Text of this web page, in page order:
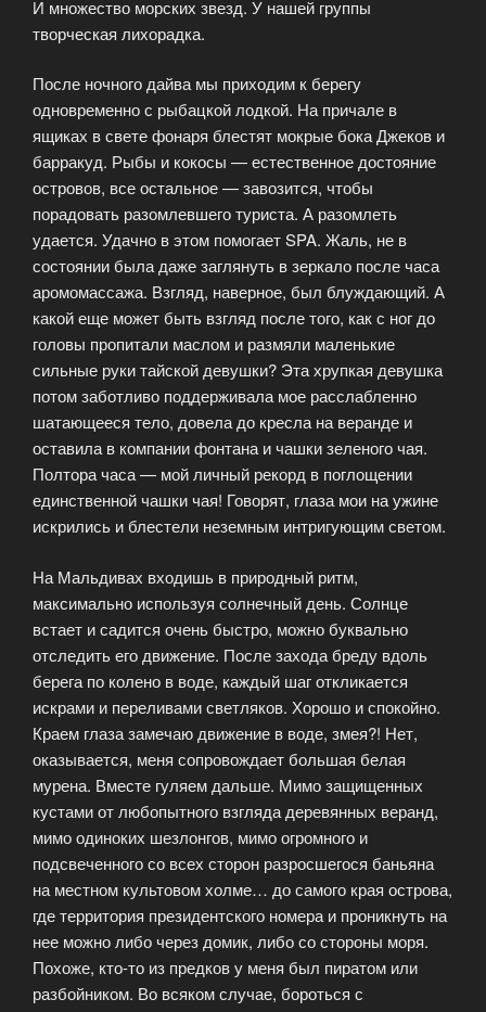
И множество морских звезд. У нашей группы
творческая лихорадка.
После ночного дайва мы приходим к берегу
одновременно с рыбацкой лодкой. На причале в
ящиках в свете фонаря блестят мокрые бока Джеков и
барракуд. Рыбы и кокосы — естественное достояние
островов, все остальное — завозится, чтобы
порадовать разомлевшего туриста. А разомлеть
удается. Удачно в этом помогает SPA. Жаль, не в
состоянии была даже заглянуть в зеркало после часа
аромомассажа. Взгляд, наверное, был блуждающий. А
какой еще может быть взгляд после того, как с ног до
головы пропитали маслом и размяли маленькие
сильные руки тайской девушки? Эта хрупкая девушка
потом заботливо поддерживала мое расслабленно
шатающееся тело, довела до кресла на веранде и
оставила в компании фонтана и чашки зеленого чая.
Полтора часа — мой личный рекорд в поглощении
единственной чашки чая! Говорят, глаза мои на ужине
искрились и блестели неземным интригующим светом.
На Мальдивах входишь в природный ритм,
максимально используя солнечный день. Солнце
встает и садится очень быстро, можно буквально
отследить его движение. После захода бреду вдоль
берега по колено в воде, каждый шаг откликается
искрами и переливами светляков. Хорошо и спокойно.
Краем глаза замечаю движение в воде, змея?! Нет,
оказывается, меня сопровождает большая белая
мурена. Вместе гуляем дальше. Мимо защищенных
кустами от любопытного взгляда деревянных веранд,
мимо одиноких шезлонгов, мимо огромного и
подсвеченного со всех сторон разросшегося баньяна
на местном культовом холме… до самого края острова,
где территория президентского номера и проникнуть на
нее можно либо через домик, либо со стороны моря.
Похоже, кто-то из предков у меня был пиратом или
разбойником. Во всяком случае, бороться с